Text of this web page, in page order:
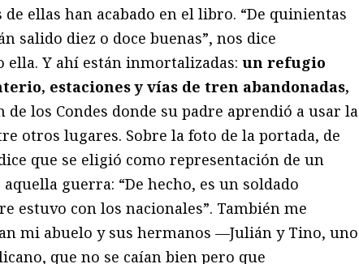
de ellas han acabado en el libro. “De quinientas
salido diez o doce buenas”, nos dice
ella. Y ahí están inmortalizadas: un refugio
estaciones y vías de tren abandonadas,
los Condes donde su padre aprendió a usar la
otros lugares. Sobre la foto de la portada, de
que se eligió como representación de un
guerra: “De hecho, es un soldado
estuvo con los nacionales”. También me
mi abuelo y sus hermanos —Julián y Tino, uno
que no se caían bien pero que